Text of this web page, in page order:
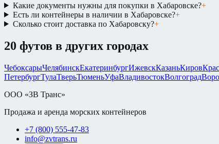
Какие документы нужны для покупки в Хабаровске?+
Есть ли контейнеры в наличии в Хабаровске?+
Сколько стоит доставка по Хабаровску?+
20 футов в других городах
ЧебоксарыЧелябинскЕкатеринбургИжевскКазаньКиров
ПетербургТулаТверьТюменьУфаВладивостокВолгоград
ООО «ЗВ Транс»
Продажа и аренда морских контейнеров
+7 (800) 555-47-83
info@zvtrans.ru